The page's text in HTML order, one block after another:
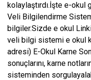
kolaylaştırdı.İşte e-
Veli Bilgilendirme
bilgiler.Sizde e okul
veli bilgi sistemi e okul
adresi) E-Okul Karne
sonuçlarını, karne
sisteminden